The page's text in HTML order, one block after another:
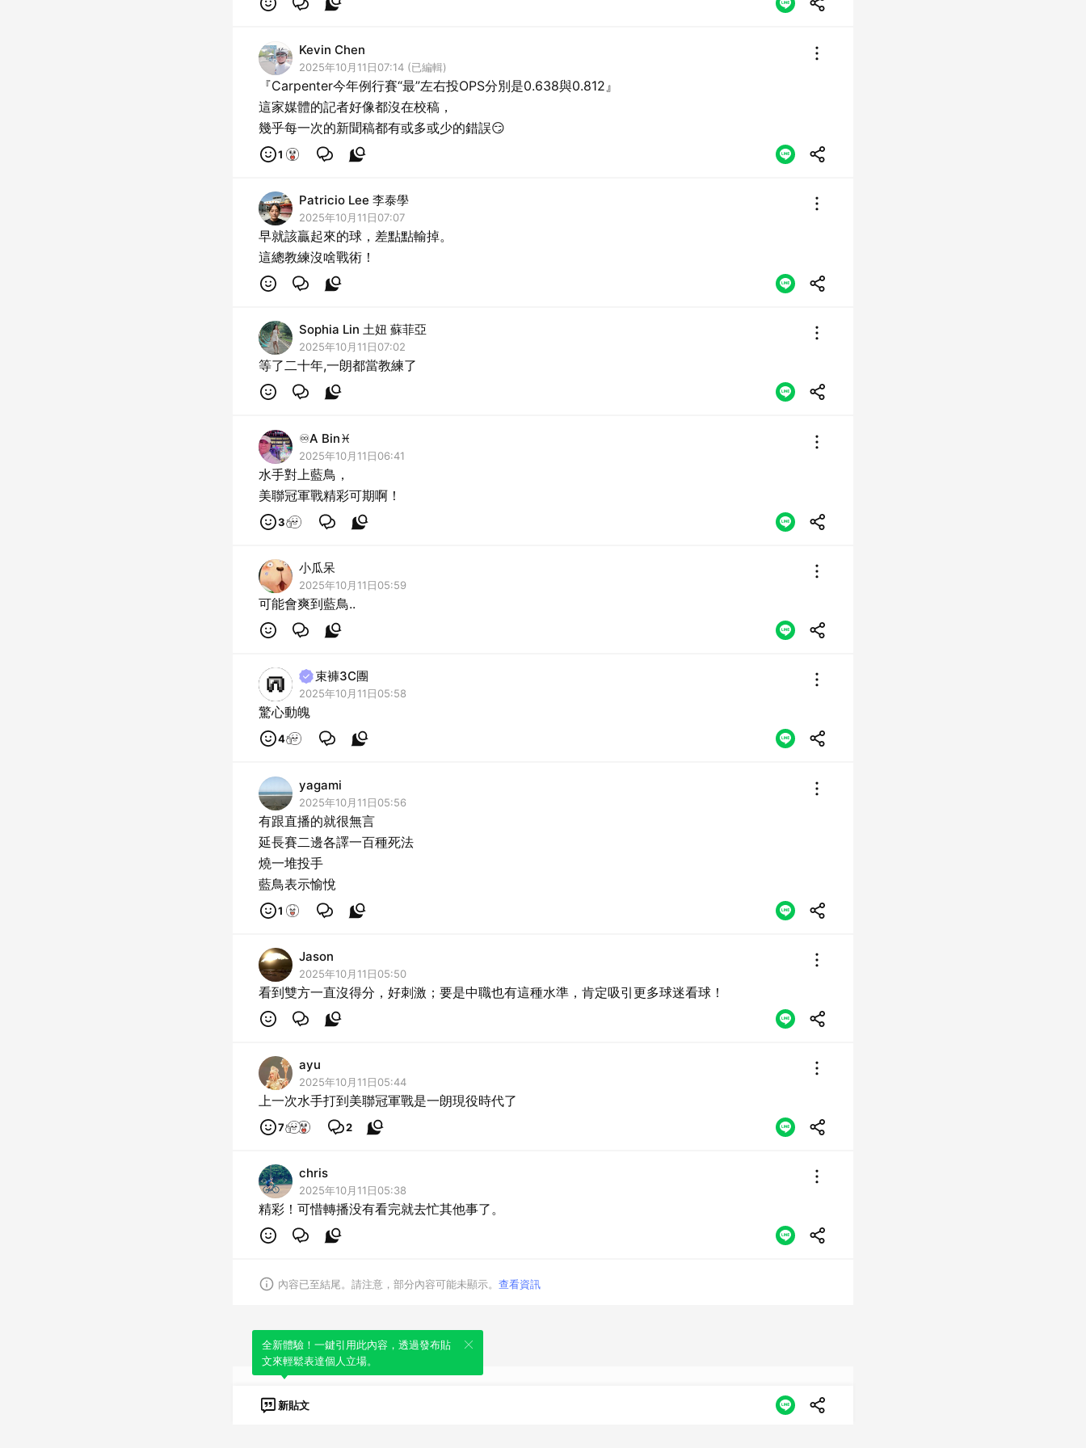
Kevin Chen
2025年10月11日07:14 (已編輯)
『Carpenter今年例行賽“最”左右投OPS分別是0.638與0.812』
這家媒體的記者好像都沒在校稿，
幾乎每一次的新聞稿都有或多或少的錯誤😏
1
Patricio Lee 李泰學
2025年10月11日07:07
早就該贏起來的球，差點點輸掉。
這總教練沒啥戰術！
Sophia Lin 土妞 蘇菲亞
2025年10月11日07:02
等了二十年,一朗都當教練了
♾A Bin♓
2025年10月11日06:41
水手對上藍鳥，
美聯冠軍戰精彩可期啊！
3
小瓜呆
2025年10月11日05:59
可能會爽到藍鳥..
束褲3C團
2025年10月11日05:58
驚心動魄
4
yagami
2025年10月11日05:56
有跟直播的就很無言
延長賽二邊各譯一百種死法
燒一堆投手
藍鳥表示愉悅
1
Jason
2025年10月11日05:50
看到雙方一直沒得分，好刺激；要是中職也有這種水準，肯定吸引更多球迷看球！
ayu
2025年10月11日05:44
上一次水手打到美聯冠軍戰是一朗現役時代了
7 2
chris
2025年10月11日05:38
精彩！可惜轉播没有看完就去忙其他事了。
內容已至結尾。請注意，部分內容可能未顯示。 查看資訊
新貼文
全新體驗！一鍵引用此內容，透過發布貼
文來輕鬆表達個人立場。